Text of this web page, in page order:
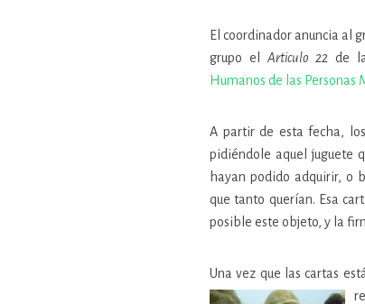
El coordinador anuncia al
grupo el Articulo 22 de
Humanos de las Personas
A partir de esta fecha,
pidiéndole aquel juguete
hayan podido adquirir, o
que tanto querían. Esa
posible este objeto, y la
Una vez que las cartas